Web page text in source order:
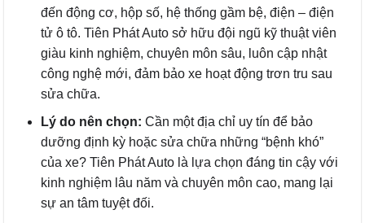
đến động cơ, hộp số, hệ thống gầm bệ, điện – điện
tử ô tô. Tiên Phát Auto sở hữu đội ngũ kỹ thuật viên
giàu kinh nghiệm, chuyên môn sâu, luôn cập nhật
công nghệ mới, đảm bảo xe hoạt động trơn tru sau
sửa chữa.
Lý do nên chọn: Cần một địa chỉ uy tín để bảo
dưỡng định kỳ hoặc sửa chữa những “bệnh khó”
của xe? Tiên Phát Auto là lựa chọn đáng tin cậy với
kinh nghiệm lâu năm và chuyên môn cao, mang lại
sự an tâm tuyệt đối.